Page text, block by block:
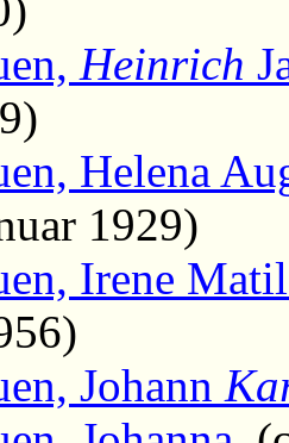
Heinrich
Helena
1929)
Irene
Johann